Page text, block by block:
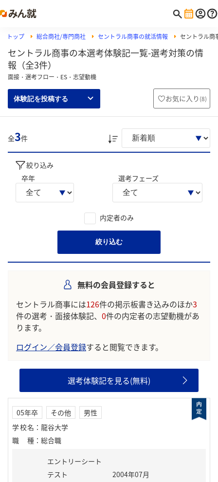
トップ 総合商社/専門商社 セントラル商事の就活情報 セントラル商
セントラル商事の本選考体験記一覧-選考対策の情
報（全3件）
面接・選考フロー・ES・志望動機
体験記を投稿する お気に入り (8)
全3件
絞り込み
卒年
選考フェーズ
内定者のみ
絞り込む
無料の会員登録すると
セントラル商事には126件の掲示板書き込みのほか3
件の選考・面接体験記、 0件の内定者の志望動機があ
ります。
ログイン／会員登録すると閲覧できます。
選考体験記を見る(無料)
05年卒 その他
男性
学校名 ： 龍谷大学
職種 ： 総合職
エントリーシート
テスト
2004年07月